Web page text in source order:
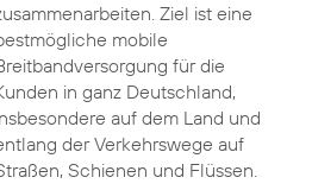
Ziel ist eine
mobile
für die
in ganz Deutschland,
auf dem Land und
der Verkehrswege auf
Schienen und Flüssen.